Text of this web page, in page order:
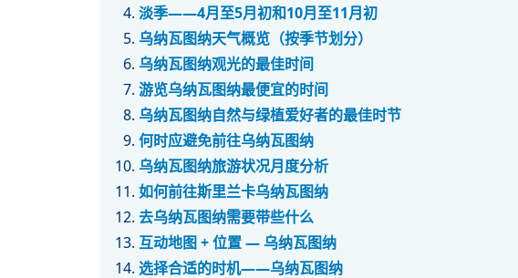
淡季——4月至5月初和10月至11月初
乌纳瓦图纳天气概览（按季节划分）
乌纳瓦图纳观光的最佳时间
游览乌纳瓦图纳最便宜的时间
乌纳瓦图纳自然与绿植爱好者的最佳时节
何时应避免前往乌纳瓦图纳
乌纳瓦图纳旅游状况月度分析
如何前往斯里兰卡乌纳瓦图纳
去乌纳瓦图纳需要带些什么
互动地图 + 位置 — 乌纳瓦图纳
选择合适的时机——乌纳瓦图纳